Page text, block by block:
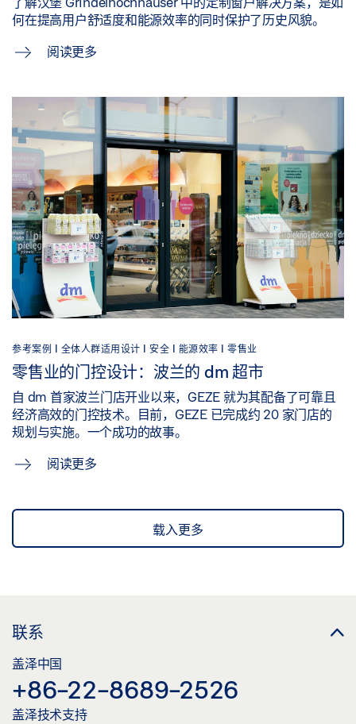
何在提高用户舒适度和能源效率的同时保护了历史风貌。
阅读更多
参考案例 | 全体人群适用设计 | 安全 | 能源效率 | 零售业
零售业的门控设计：波兰的 dm 超市
自 dm 首家波兰门店开业以来，GEZE 就为其配备了可靠且
经济高效的门控技术。目前，GEZE 已完成约 20 家门店的
规划与实施。一个成功的故事。
阅读更多
载入更多
联系
盖泽中国
+86-22-8689-2526
盖泽技术支持